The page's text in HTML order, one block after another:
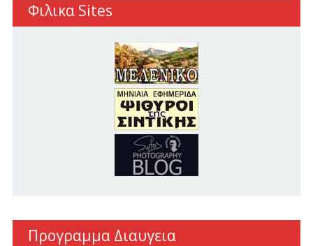
Φιλικα Sites
Προγραμμα Διαυγεια